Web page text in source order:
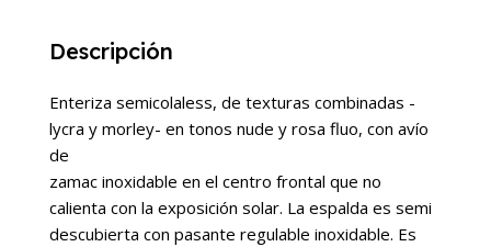
Descripción
Enteriza semicolaless, de texturas combinadas -
lycra y morley- en tonos nude y rosa fluo, con avío
de
zamac inoxidable en el centro frontal que no
calienta con la exposición solar. La espalda es semi
descubierta con pasante regulable inoxidable. Es